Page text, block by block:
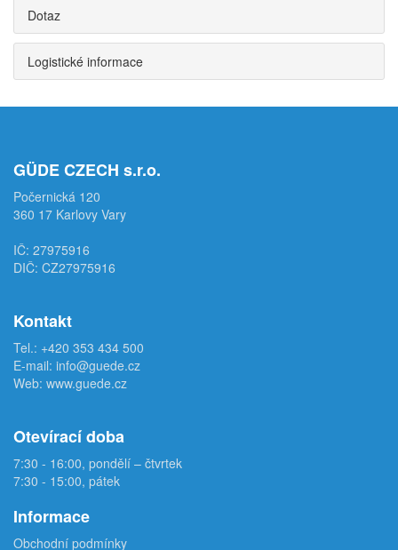
Dotaz
Logistické informace
GÜDE CZECH s.r.o.
Počernická 120
360 17 Karlovy Vary
IČ: 27975916
DIČ: CZ27975916
Kontakt
Tel.: +420 353 434 500
E-mail: info@guede.cz
Web: www.guede.cz
Otevírací doba
7:30 - 16:00, pondělí – čtvrtek
7:30 - 15:00, pátek
Informace
Obchodní podmínky